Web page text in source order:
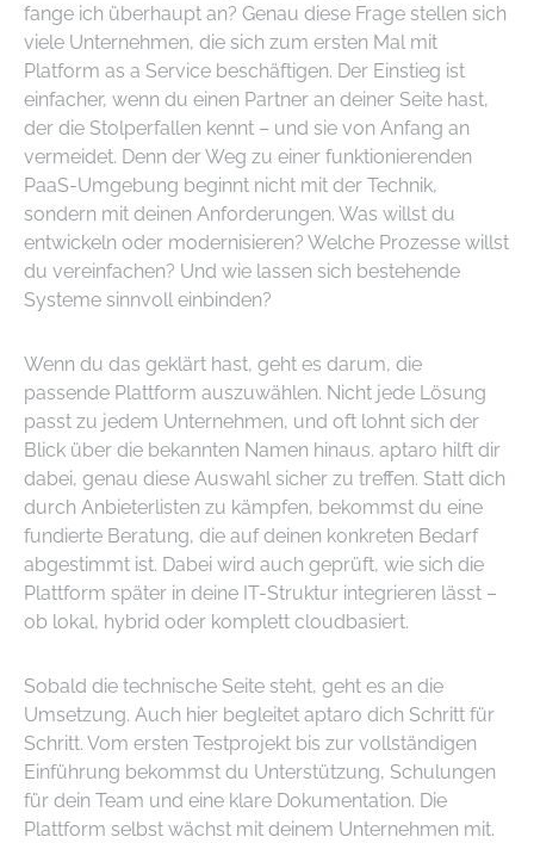
fange ich überhaupt an? Genau diese Frage stellen sich
viele Unternehmen, die sich zum ersten Mal mit
Platform as a Service beschäftigen. Der Einstieg ist
einfacher, wenn du einen Partner an deiner Seite hast,
der die Stolperfallen kennt – und sie von Anfang an
vermeidet. Denn der Weg zu einer funktionierenden
PaaS-Umgebung beginnt nicht mit der Technik,
sondern mit deinen Anforderungen. Was willst du
entwickeln oder modernisieren? Welche Prozesse willst
du vereinfachen? Und wie lassen sich bestehende
Systeme sinnvoll einbinden?
Wenn du das geklärt hast, geht es darum, die
passende Plattform auszuwählen. Nicht jede Lösung
passt zu jedem Unternehmen, und oft lohnt sich der
Blick über die bekannten Namen hinaus. aptaro hilft dir
dabei, genau diese Auswahl sicher zu treffen. Statt dich
durch Anbieterlisten zu kämpfen, bekommst du eine
fundierte Beratung, die auf deinen konkreten Bedarf
abgestimmt ist. Dabei wird auch geprüft, wie sich die
Plattform später in deine IT-Struktur integrieren lässt –
ob lokal, hybrid oder komplett cloudbasiert.
Sobald die technische Seite steht, geht es an die
Umsetzung. Auch hier begleitet aptaro dich Schritt für
Schritt. Vom ersten Testprojekt bis zur vollständigen
Einführung bekommst du Unterstützung, Schulungen
für dein Team und eine klare Dokumentation. Die
Plattform selbst wächst mit deinem Unternehmen mit.